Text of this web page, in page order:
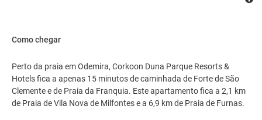
Como chegar
Perto da praia em Odemira, Corkoon Duna Parque Resorts &
Hotels fica a apenas 15 minutos de caminhada de Forte de São
Clemente e de Praia da Franquia. Este apartamento fica a 2,1 km
de Praia de Vila Nova de Milfontes e a 6,9 km de Praia de Furnas.